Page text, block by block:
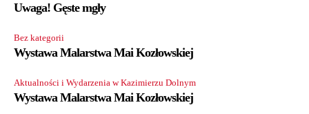
Uwaga! Gęste mgły
Bez kategorii
Wystawa Malarstwa Mai Kozłowskiej
Aktualności i Wydarzenia w Kazimierzu Dolnym
Wystawa Malarstwa Mai Kozłowskiej